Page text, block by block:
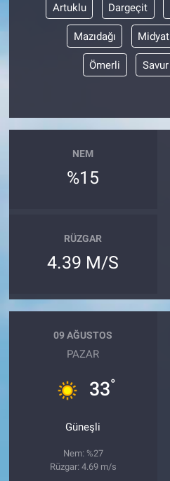
Artuklu Dargeçit
Mazıdağı Midyat
Ömerli Savur
NEM
%15
RÜZGAR
4.39 M/S
09 AĞUSTOS
PAZAR
33°
Güneşli
Nem: %27
Rüzgar: 4.69 m/s